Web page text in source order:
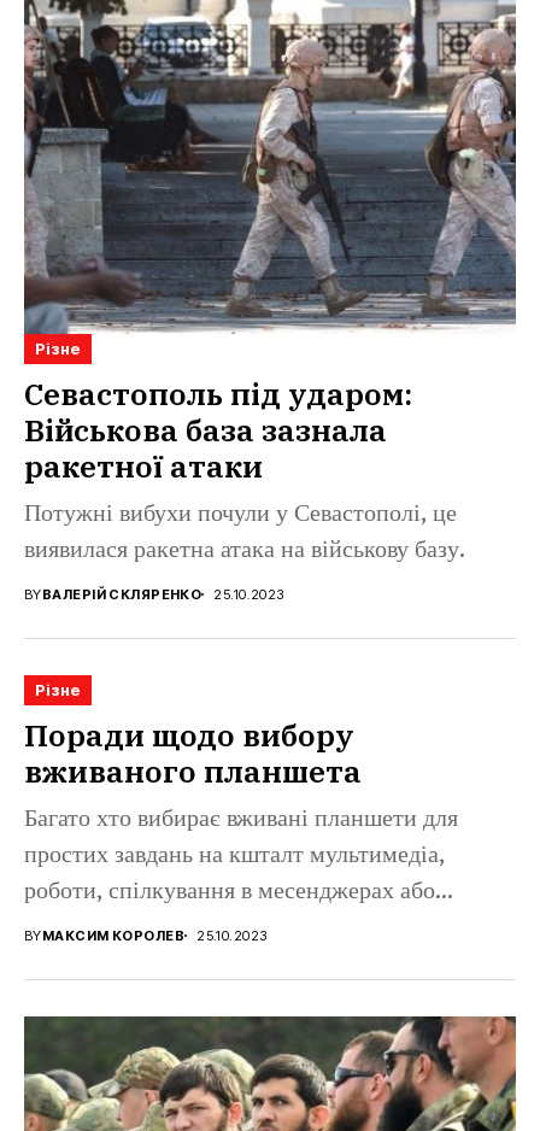
Різне
Севастополь під ударом:
Військова база зазнала
ракетної атаки
Потужні вибухи почули у Севастополі, це
виявилася ракетна атака на військову базу.
BYВАЛЕРІЙ СКЛЯРЕНКО 25.10.2023
Різне
Поради щодо вибору
вживаного планшета
Багато хто вибирає вживані планшети для
простих завдань на кшталт мультимедіа,
роботи, спілкування в месенджерах або...
BYМАКСИМ КОРОЛЕВ 25.10.2023